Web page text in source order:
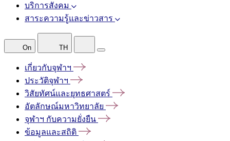
บริการสังคม
สาระความรู้และข่าวสาร
On TH
เกี่ยวกับจุฬาฯ
ประวัติจุฬาฯ
วิสัยทัศน์และยุทธศาสตร์
อัตลักษณ์มหาวิทยาลัย
จุฬาฯ กับความยั่งยืน
ข้อมูลและสถิติ